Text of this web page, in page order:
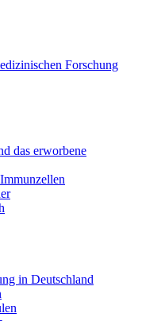
Forschung
das erworbene
in Deutschland